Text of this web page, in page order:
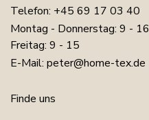
Telefon: +45 69 17 03 40
Montag - Donnerstag: 9 - 16
Freitag: 9 - 15
E-Mail: peter@home-tex.de
Finde uns